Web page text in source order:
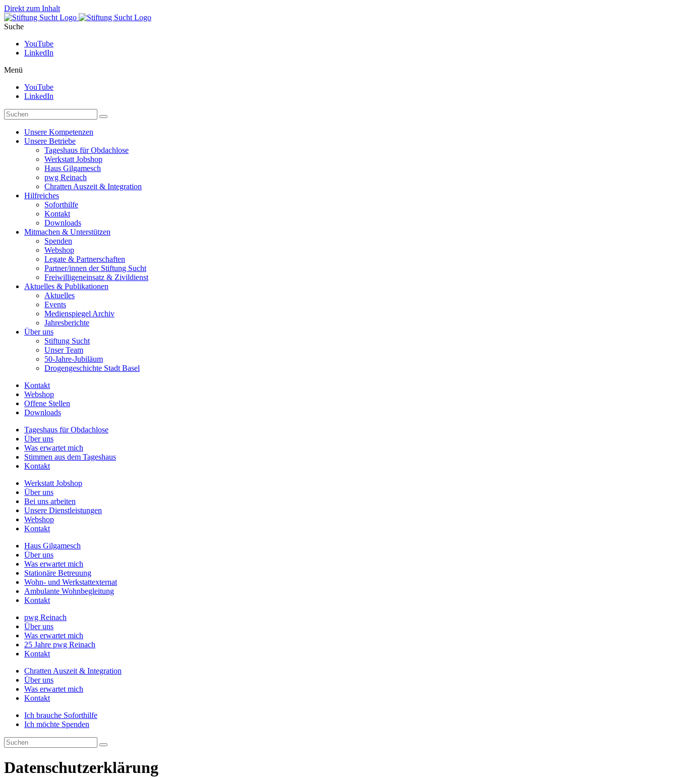
Direkt zum Inhalt
Suche
YouTube
LinkedIn
Menü
YouTube
LinkedIn
Unsere Kompetenzen
Unsere Betriebe
Tageshaus für Obdachlose
Werkstatt Jobshop
Haus Gilgamesch
pwg Reinach
Chratten Auszeit & Integration
Hilfreiches
Soforthilfe
Kontakt
Downloads
Mitmachen & Unterstützen
Spenden
Webshop
Legate & Partnerschaften
Partner/innen der Stiftung Sucht
Freiwilligeneinsatz & Zivildienst
Aktuelles & Publikationen
Aktuelles
Events
Medienspiegel Archiv
Jahresberichte
Über uns
Stiftung Sucht
Unser Team
50-Jahre-Jubiläum
Drogengeschichte Stadt Basel
Kontakt
Webshop
Offene Stellen
Downloads
Tageshaus für Obdachlose
Über uns
Was erwartet mich
Stimmen aus dem Tageshaus
Kontakt
Werkstatt Jobshop
Über uns
Bei uns arbeiten
Unsere Dienstleistungen
Webshop
Kontakt
Haus Gilgamesch
Über uns
Was erwartet mich
Stationäre Betreuung
Wohn- und Werkstattexternat
Ambulante Wohnbegleitung
Kontakt
pwg Reinach
Über uns
Was erwartet mich
25 Jahre pwg Reinach
Kontakt
Chratten Auszeit & Integration
Über uns
Was erwartet mich
Kontakt
Ich brauche Soforthilfe
Ich möchte Spenden
Datenschutzerklärung